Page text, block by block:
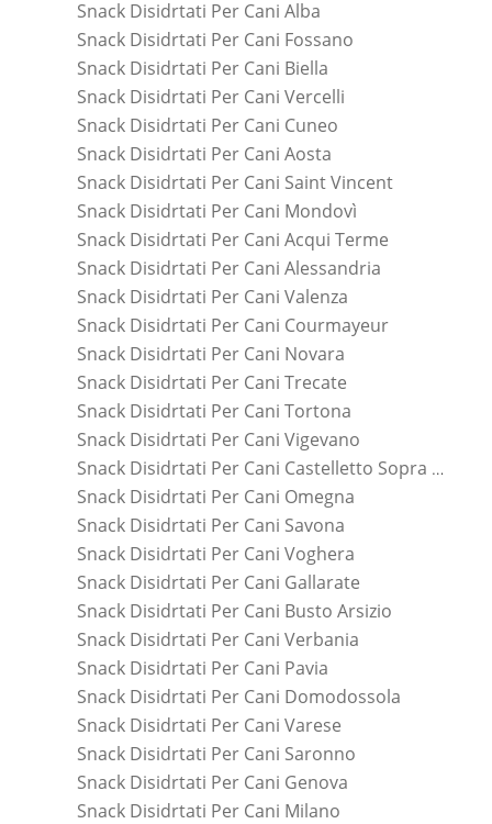
Snack Disidrtati Per Cani Alba
Snack Disidrtati Per Cani Fossano
Snack Disidrtati Per Cani Biella
Snack Disidrtati Per Cani Vercelli
Snack Disidrtati Per Cani Cuneo
Snack Disidrtati Per Cani Aosta
Snack Disidrtati Per Cani Saint Vincent
Snack Disidrtati Per Cani Mondovì
Snack Disidrtati Per Cani Acqui Terme
Snack Disidrtati Per Cani Alessandria
Snack Disidrtati Per Cani Valenza
Snack Disidrtati Per Cani Courmayeur
Snack Disidrtati Per Cani Novara
Snack Disidrtati Per Cani Trecate
Snack Disidrtati Per Cani Tortona
Snack Disidrtati Per Cani Vigevano
Snack Disidrtati Per Cani Castelletto Sopra Ticino
Snack Disidrtati Per Cani Omegna
Snack Disidrtati Per Cani Savona
Snack Disidrtati Per Cani Voghera
Snack Disidrtati Per Cani Gallarate
Snack Disidrtati Per Cani Busto Arsizio
Snack Disidrtati Per Cani Verbania
Snack Disidrtati Per Cani Pavia
Snack Disidrtati Per Cani Domodossola
Snack Disidrtati Per Cani Varese
Snack Disidrtati Per Cani Saronno
Snack Disidrtati Per Cani Genova
Snack Disidrtati Per Cani Milano